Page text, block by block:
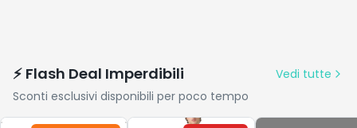
⚡ Flash Deal Imperdibili
Vedi tutte
Sconti esclusivi disponibili per poco tempo